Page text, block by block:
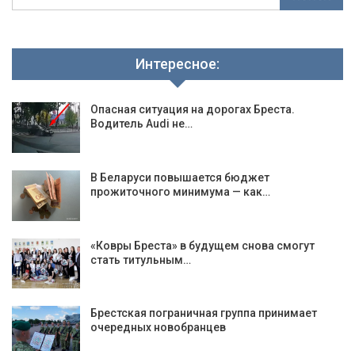
Интересное:
Опасная ситуация на дорогах Бреста.
Водитель Audi не…
В Беларуси повышается бюджет
прожиточного минимума — как…
«Ковры Бреста» в будущем снова смогут
стать титульным…
Брестская пограничная группа принимает
очередных новобранцев